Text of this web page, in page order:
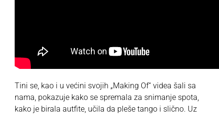
Tini se, kao i u većini svojih „Making Of“ videa šali sa
nama, pokazuje kako se spremala za snimanje spota,
kako je birala autfite, učila da pleše tango i slično. Uz